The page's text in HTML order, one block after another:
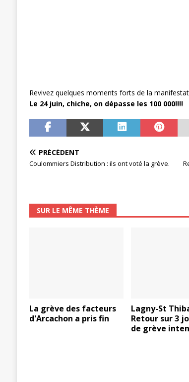
Revivez quelques moments forts de la
Le 24 juin, chiche, on dépasse les 100 000!!!!
PRÉCÉDENT
Coulommiers Distribution : ils ont voté la grève.
SUR LE MÊME THÈME
La grève des facteurs
d'Arcachon a pris fin
Lagny-St
Retour sur 3
de grève